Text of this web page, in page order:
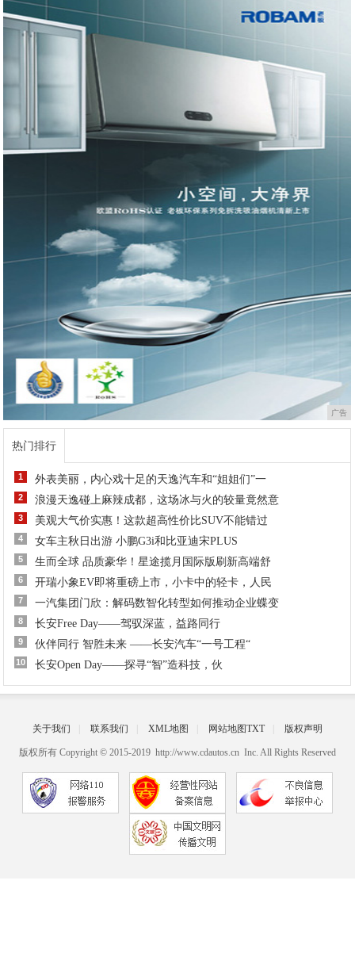
广告
热门排行
1 外表美丽，内心戏十足的天逸汽车和“姐姐们”一
2 浪漫天逸碰上麻辣成都，这场冰与火的较量竟然意
3 美观大气价实惠！这款超高性价比SUV不能错过
4 女车主秋日出游 小鹏G3i和比亚迪宋PLUS
5 生而全球 品质豪华！星途揽月国际版刷新高端舒
6 开瑞小象EV即将重磅上市，小卡中的轻卡，人民
7 一汽集团门欣：解码数智化转型如何推动企业蝶变
8 长安Free Day——驾驭深蓝，益路同行
9 伙伴同行 智胜未来 ——长安汽车“一号工程“
10 长安Open Day——探寻“智”造科技，伙
关于我们 联系我们 XML地图 网站地图TXT 版权声明
版权所有 Copyright © 2015-2019 http://www.cdautos.cn Inc. All Rights Reserved